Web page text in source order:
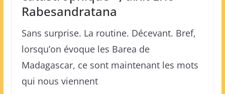
Rabesandratana
Sans surprise. La routine. Décevant. Bref,
lorsqu’on évoque les Barea de
Madagascar, ce sont maintenant les mots
qui nous viennent